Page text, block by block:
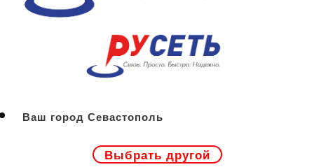
Ваш город Севастополь
Выбрать другой